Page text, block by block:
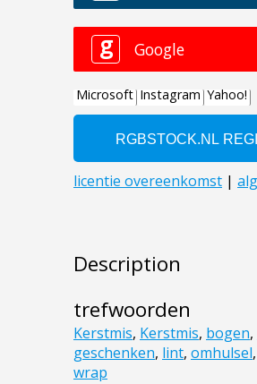
Description
trefwoorden
Kerstmis, Kerstmis, bogen,
geschenken, lint, omhulsel,
wrap